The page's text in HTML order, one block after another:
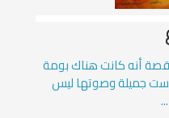
أنه كانت هناك بومة
جميلة وصوتها ليس